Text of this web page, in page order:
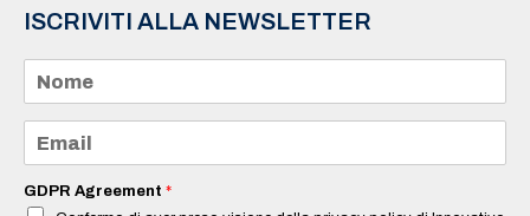
ISCRIVITI ALLA NEWSLETTER
m
e
a
iGDPR Agreement *